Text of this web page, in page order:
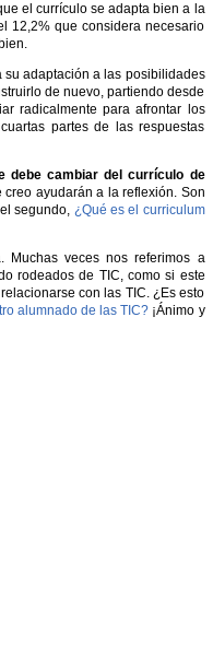
el currículo se adapta bien a la
12,2% que considera necesario
su adaptación a las posibilidades
de nuevo, partiendo desde
radicalmente para afrontar los
partes de las respuestas
debe cambiar del currículo de
ayudarán a la reflexión. Son
segundo, ¿Qué es el curriculum
Muchas veces nos referimos a
rodeados de TIC, como si este
con las TIC. ¿Es esto
alumnado de las TIC? ¡Ánimo y